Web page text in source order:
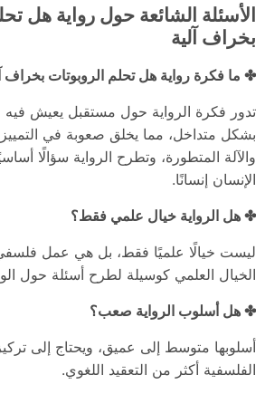
الأسئلة الشائعة حول رواية هل
بخراف آلية
✤ ما فكرة رواية هل تحلم الروبوتات بخراف
تدور فكرة الرواية حول مستقبل يعيش فيه
بشكل متداخل، مما يخلق صعوبة في التمييز
والآلة المتطورة، وتطرح الرواية سؤالًا
الإنسان إنسانًا.
✤ هل الرواية خيال علمي فقط؟
ليست خيالًا علميًا فقط، بل هي عمل
الخيال العلمي كوسيلة لطرح أسئلة حول
✤ هل أسلوب الرواية صعب؟
أسلوبها متوسط إلى عميق، ويحتاج إلى
الفلسفية أكثر من التعقيد اللغوي.